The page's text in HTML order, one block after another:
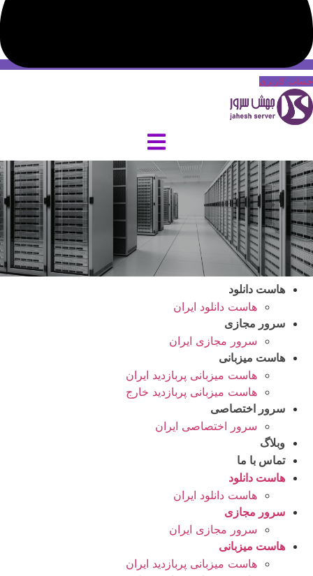
حساب کاربری
هاست دانلود
هاست دانلود ایران
سرور مجازی
سرور مجازی ایران
هاست میزبانی
هاست میزبانی پربازدید ایران
هاست میزبانی پربازدید خارج
سرور اختصاصی
سرور اختصاصی ایران
وبلاگ
تماس با ما
هاست دانلود
هاست دانلود ایران
سرور مجازی
سرور مجازی ایران
هاست میزبانی
هاست میزبانی پربازدید ایران